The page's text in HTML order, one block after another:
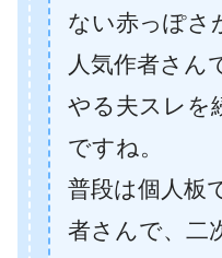
ない赤っぽさ
人気作者さん
やる夫スレを
ですね。
普段は個人板
者さんで、二